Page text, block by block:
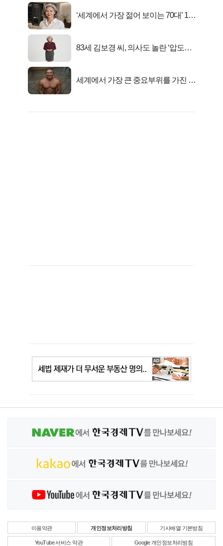
‘세계에서 가장 젊어 보이는 70대’ 1위
83세 김보경 씨, 의사도 놀란 ‘압도적
세계에서 가장 큰 중요부위를 가진 남
이용약관 개인정보처리방침 기사배열 기본방침
YouTube 서비스 약관 Google 개인정보처리방침